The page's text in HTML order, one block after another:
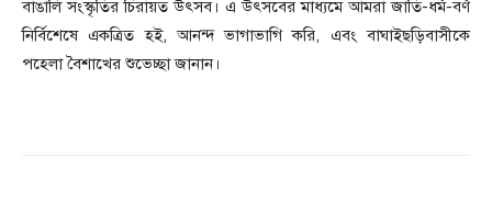
বাঙালি সংস্কৃতির চিরায়ত উৎসব। এ উৎসবের মাধ্যমে আমরা জাতি-ধর্ম-বর্ণ
নির্বিশেষে একত্রিত হই, আনন্দ ভাগাভাগি করি, এবং বাঘাইছড়িবাসীকে
পহেলা বৈশাখের শুভেচ্ছা জানান।